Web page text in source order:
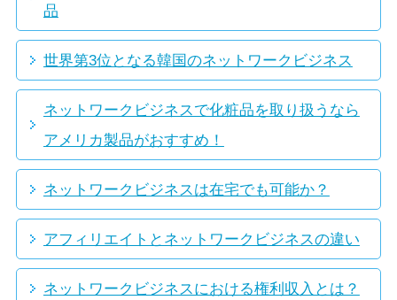
品
世界第3位となる韓国のネットワークビジネス
ネットワークビジネスで化粧品を取り扱うなら
アメリカ製品がおすすめ！
ネットワークビジネスは在宅でも可能か？
アフィリエイトとネットワークビジネスの違い
ネットワークビジネスにおける権利収入とは？